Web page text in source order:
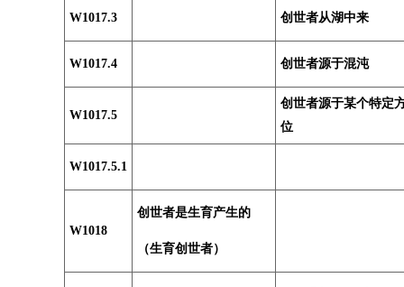
W1017.3 创世者从湖中来
W1017.4 创世者源于混沌
W1017.5
创世者源于某个特定
位
W1017.5.1
W1018
创世者是生育产生的
（生育创世者）